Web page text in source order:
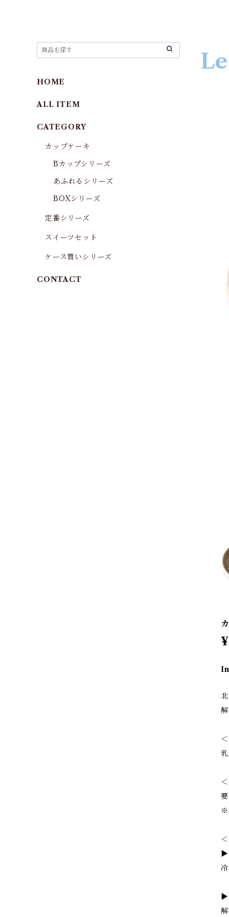
※
▶︎
▶︎
HOME
ALL ITEM
CATEGORY
カップケーキ
Bカップシリーズ
あふれるシリーズ
BOXシリーズ
定番シリーズ
スイーツセット
ケース買いシリーズ
CONTACT